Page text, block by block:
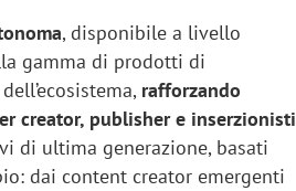
, disponibile a livello
gamma di prodotti di
rafforzando
creator, publisher e inserzionisti
di ultima generazione, basati
dai content creator emergenti